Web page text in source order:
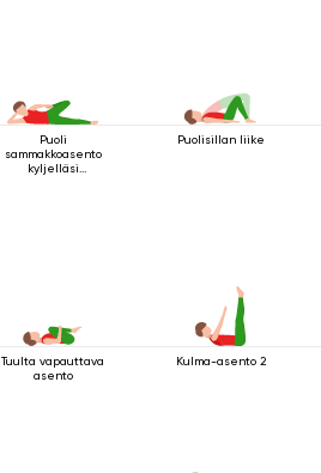
Puoli
sammakkoasento
kyljelläsi
Puolisillan liike
Tuulta vapauttava
asento
Kulma-asento 2